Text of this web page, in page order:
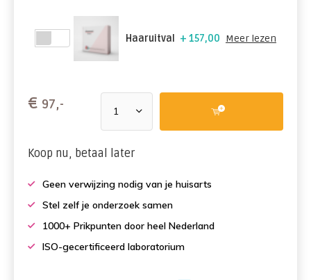
Haaruitval + 157,00 Meer lezen
€ 97,-
Koop nu, betaal later
Geen verwijzing nodig van je huisarts
Stel zelf je onderzoek samen
1000+ Prikpunten door heel Nederland
ISO-gecertificeerd laboratorium